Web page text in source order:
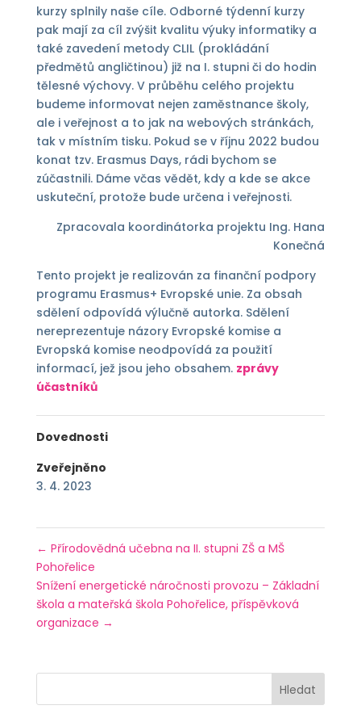
kurzy splnily naše cíle. Odborné týdenní kurzy
pak mají za cíl zvýšit kvalitu výuky informatiky a
také zavedení metody CLIL (prokládání
předmětů angličtinou) již na I. stupni či do hodin
tělesné výchovy. V průběhu celého projektu
budeme informovat nejen zaměstnance školy,
ale i veřejnost a to jak na webových stránkách,
tak v místním tisku. Pokud se v říjnu 2022 budou
konat tzv. Erasmus Days, rádi bychom se
zúčastnili. Dáme včas vědět, kdy a kde se akce
uskuteční, protože bude určena i veřejnosti.
Zpracovala koordinátorka projektu Ing. Hana
Konečná
Tento projekt je realizován za finanční podpory
programu Erasmus+ Evropské unie. Za obsah
sdělení odpovídá výlučně autorka. Sdělení
nereprezentuje názory Evropské komise a
Evropská komise neodpovídá za použití
informací, jež jsou jeho obsahem. zprávy
účastníků
Dovednosti
Zveřejněno
3. 4. 2023
← Přírodovědná učebna na II. stupni ZŠ a MŠ
Pohořelice
Snížení energetické náročnosti provozu – Základní
škola a mateřská škola Pohořelice, příspěvková
organizace →
Hledat